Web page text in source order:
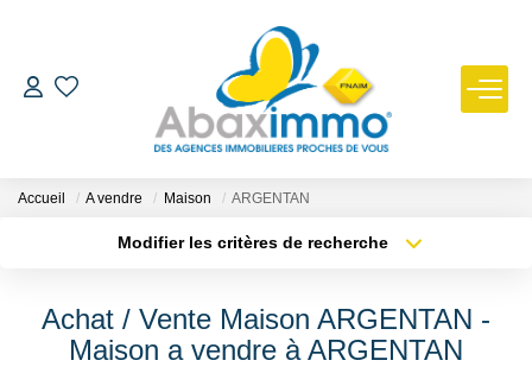
ESTIMER
ACHETER
GÉRER
Accueil A vendre Maison ARGENTAN
Modifier les critères de recherche
Sélectionnez...
Type de bien
Surface min
Achat / Vente Maison ARGENTAN -
Maison a vendre à ARGENTAN